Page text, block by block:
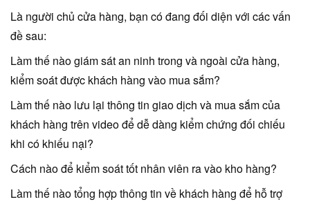
Là người chủ cửa hàng, bạn có đang đối diện với các vấn
đề sau:
Làm thế nào giám sát an ninh trong và ngoài cửa hàng,
kiểm soát được khách hàng vào mua sắm?
Làm thế nào lưu lại thông tin giao dịch và mua sắm của
khách hàng trên video để dễ dàng kiểm chứng đối chiếu
khi có khiếu nại?
Cách nào để kiểm soát tốt nhân viên ra vào kho hàng?
Làm thế nào tổng hợp thông tin về khách hàng để hỗ trợ